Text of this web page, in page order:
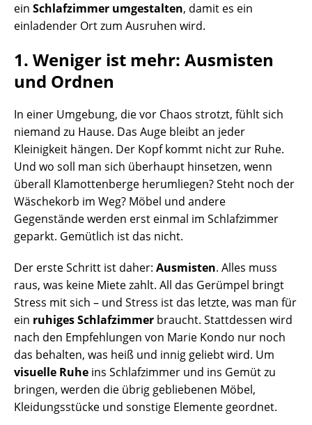
ein Schlafzimmer umgestalten, damit es ein
einladender Ort zum Ausruhen wird.
1. Weniger ist mehr: Ausmisten
und Ordnen
In einer Umgebung, die vor Chaos strotzt, fühlt sich
niemand zu Hause. Das Auge bleibt an jeder
Kleinigkeit hängen. Der Kopf kommt nicht zur Ruhe.
Und wo soll man sich überhaupt hinsetzen, wenn
überall Klamottenberge herumliegen? Steht noch der
Wäschekorb im Weg? Möbel und andere
Gegenstände werden erst einmal im Schlafzimmer
geparkt. Gemütlich ist das nicht.
Der erste Schritt ist daher: Ausmisten. Alles muss
raus, was keine Miete zahlt. All das Gerümpel bringt
Stress mit sich – und Stress ist das letzte, was man für
ein ruhiges Schlafzimmer braucht. Stattdessen wird
nach den Empfehlungen von Marie Kondo nur noch
das behalten, was heiß und innig geliebt wird. Um
visuelle Ruhe ins Schlafzimmer und ins Gemüt zu
bringen, werden die übrig gebliebenen Möbel,
Kleidungsstücke und sonstige Elemente geordnet.